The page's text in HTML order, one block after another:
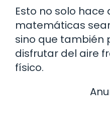
Esto no solo hace
matemáticas
sino que también
disfrutar del aire
físico.